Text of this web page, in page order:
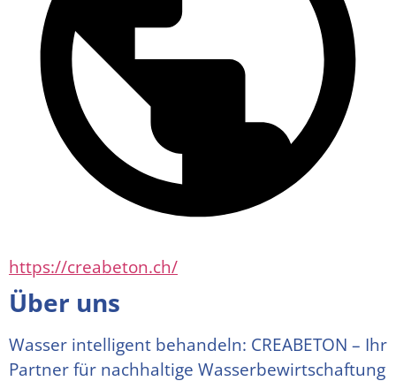
https://creabeton.ch/
Über uns
Wasser intelligent behandeln: CREABETON – Ihr